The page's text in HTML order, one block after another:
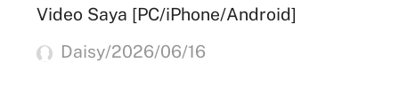
Video Saya [PC/iPhone/Android]
Daisy/2026/06/16